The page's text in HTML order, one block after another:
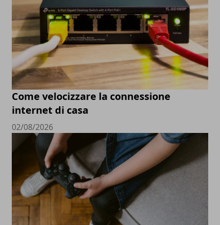
Come velocizzare la connessione
internet di casa
02/08/2026